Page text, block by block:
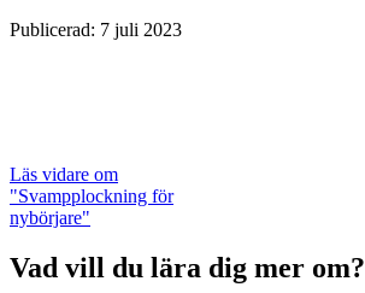
Publicerad: 7 juli 2023
Läs vidare om
"Svampplockning för
nybörjare"
Vad vill du lära dig mer om?